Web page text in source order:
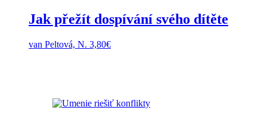
Jak přežít dospívání svého dítěte
van Peltová, N. 3,80€